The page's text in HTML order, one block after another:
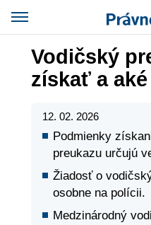
Vodičský
získať a
12. 02. 2026
Podmienky
preukazu určujú
Žiadosť o
osobne na polícii.
Medzinárodný